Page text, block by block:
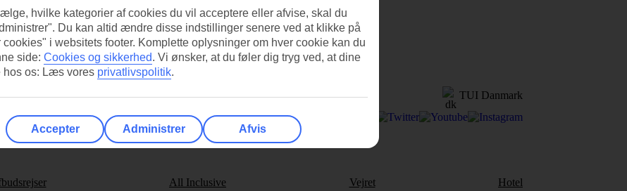
TUI Danmark
All Inclusive Vejret Hotel
hvilke kategorier af cookies du vil acceptere eller afvise, skal du
Du kan altid ændre disse indstillinger senere ved at klikke på
i websitets footer. Komplette oplysninger om hver cookie kan du
side: Cookies og sikkerhed. Vi ønsker, at du føler dig tryg ved, at dine
hos os: Læs vores privatlivspolitik.
Accepter Administrer Afvis